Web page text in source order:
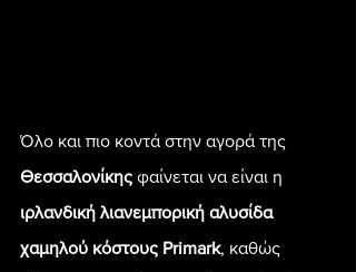
Όλο και πιο κοντά στην αγορά της
Θεσσαλονίκης φαίνεται να είναι η
ιρλανδική λιανεμπορική αλυσίδα
χαμηλού κόστους Primark, καθώς